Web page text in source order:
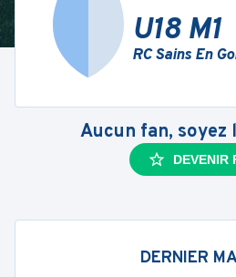
U18 M1
RC Sains En
Aucun fan, soyez
DEVENIR
DERNIER